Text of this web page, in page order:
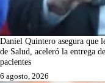
Daniel Quintero asegura que
de Salud, aceleró la entrega
pacientes
6 agosto, 2026